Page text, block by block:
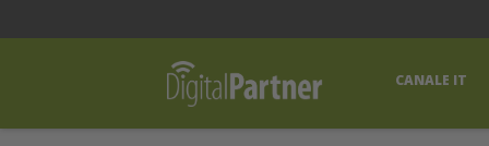
CANALE IT